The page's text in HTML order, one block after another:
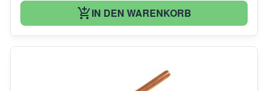
IN DEN WARENKORB